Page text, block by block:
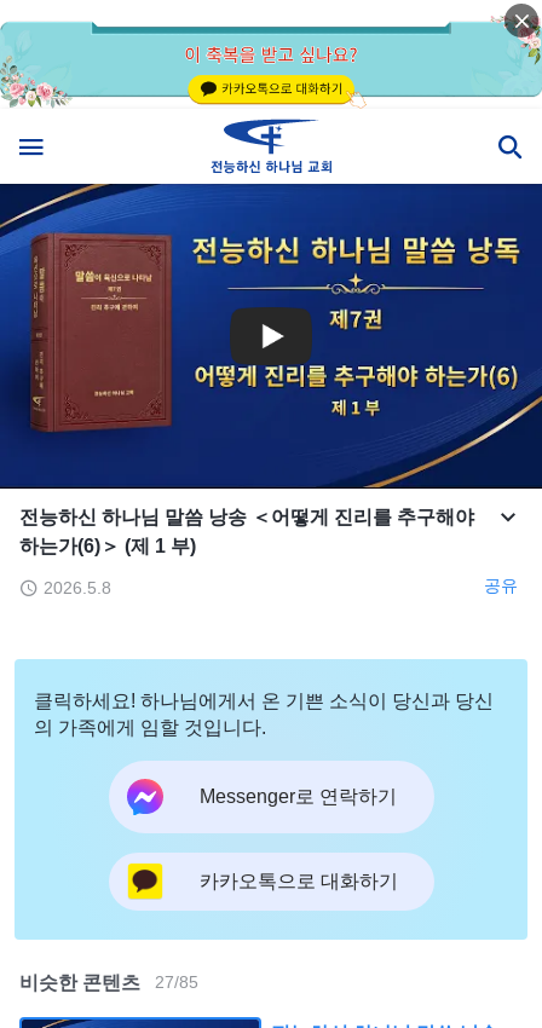
전능하신 하나님 말씀 낭송 ＜어떻게 진리를 추구해야
하는가(6)＞ (제 1 부)
2026.5.8 공유
클릭하세요! 하나님에게서 온 기쁜 소식이 당신과 당신
의 가족에게 임할 것입니다.
Messenger로 연락하기
카카오톡으로 대화하기
비슷한 콘텐츠 27/85